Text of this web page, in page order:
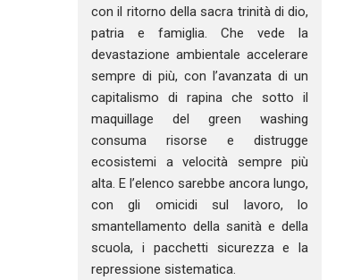
con il ritorno della sacra trinità di dio,
patria e famiglia. Che vede la
devastazione ambientale accelerare
sempre di più, con l’avanzata di un
capitalismo di rapina che sotto il
maquillage del green washing
consuma risorse e distrugge
ecosistemi a velocità sempre più
alta. E l’elenco sarebbe ancora lungo,
con gli omicidi sul lavoro, lo
smantellamento della sanità e della
scuola, i pacchetti sicurezza e la
repressione sistematica.